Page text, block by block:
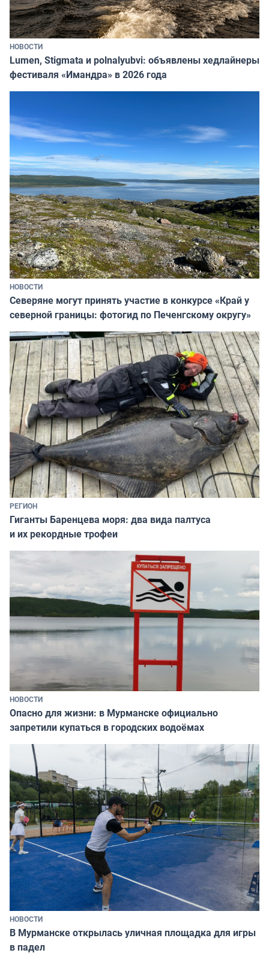
НОВОСТИ
Lumen, Stigmata и polnalyubvi: объявлены хедлайнеры
фестиваля «Имандра» в 2026 года
НОВОСТИ
Северяне могут принять участие в конкурсе «Край у
северной границы: фотогид по Печенгскому округу»
РЕГИОН
Гиганты Баренцева моря: два вида палтуса
и их рекордные трофеи
НОВОСТИ
Опасно для жизни: в Мурманске официально
запретили купаться в городских водоёмах
НОВОСТИ
В Мурманске открылась уличная площадка для игры
в падел